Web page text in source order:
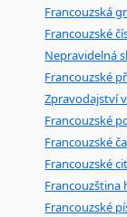
Jidiš
Francouzská
Francouzské
Nepravidelná
Francouzské
Zpravodajství
Francouzské
Francouzské
Francouzské
Francouzština
Francouzské